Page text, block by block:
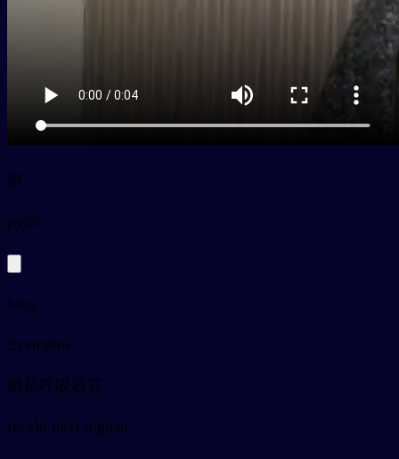
肺
pyfèi
lung
Exemplos
肺是呼吸器官
fèi shì hūxī qìguān